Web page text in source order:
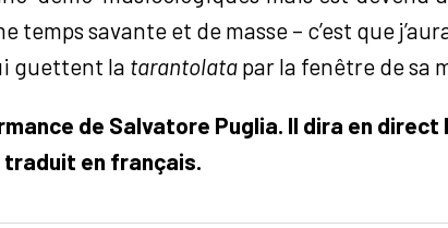
temps savante et de masse – c’est que
guettent la tarantolata par la fenêtre de sa
de Salvatore Puglia. Il dira en
traduit en français.